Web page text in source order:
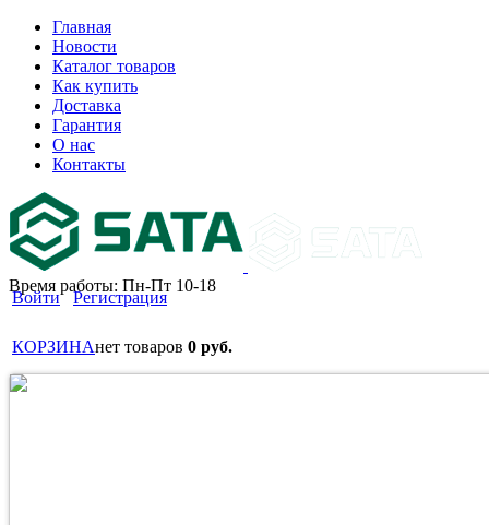
Главная
Новости
Каталог товаров
Как купить
Доставка
Гарантия
О нас
Контакты
Время работы: Пн-Пт 10-18
Войти Регистрация
КОРЗИНАнет товаров 0 руб.